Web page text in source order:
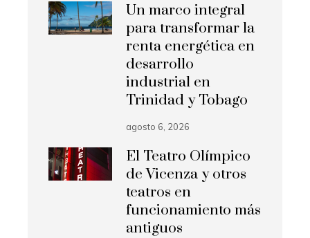
Un marco integral
para transformar la
renta energética en
desarrollo
industrial en
Trinidad y Tobago
agosto 6, 2026
El Teatro Olímpico
de Vicenza y otros
teatros en
funcionamiento más
antiguos